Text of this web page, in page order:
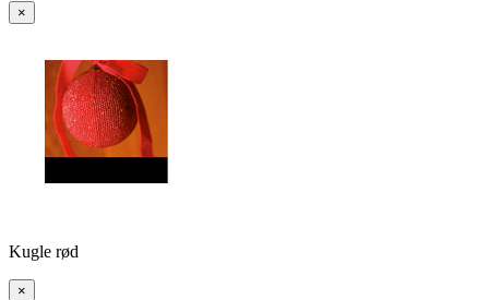
×
Kugle rød
×